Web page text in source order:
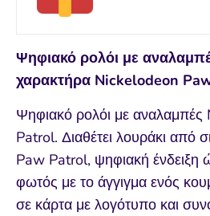
Ψηφιακό ρολόι με
χαρακτήρα Nickelodeon
Ψηφιακό ρολόι με
Patrol. Διαθέτει λουράκι από
Paw Patrol, ψηφιακή ένδειξη
φωτός με το άγγιγμα ενός
σε κάρτα με λογότυπο και